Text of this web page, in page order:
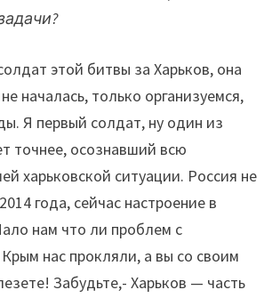
этой битвы за Харьков, она
началась, только организуемся,
Я первый солдат, ну один из
точнее, осознавший всю
харьковской ситуации. Россия не
года, сейчас настроение в
нам что ли проблем с
нас прокляли, а вы со своим
Забудьте,- Харьков — часть